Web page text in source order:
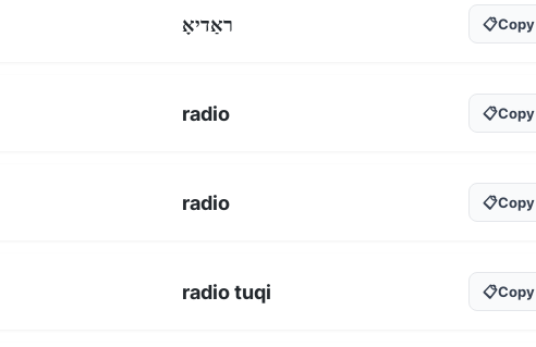
ראַדיאָ 📋Copy
radio 📋Copy
radio 📋Copy
radio tuqi 📋Copy